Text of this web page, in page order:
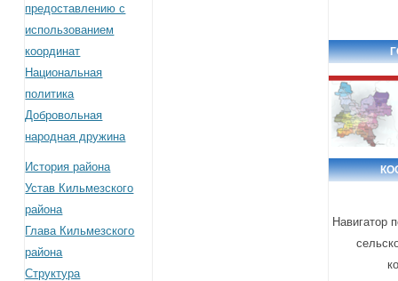
предоставлению с
использованием
координат
Национальная
политика
Добровольная
народная дружина
История района
Устав Кильмезского
района
Глава Кильмезского
района
Структура
Навигатор